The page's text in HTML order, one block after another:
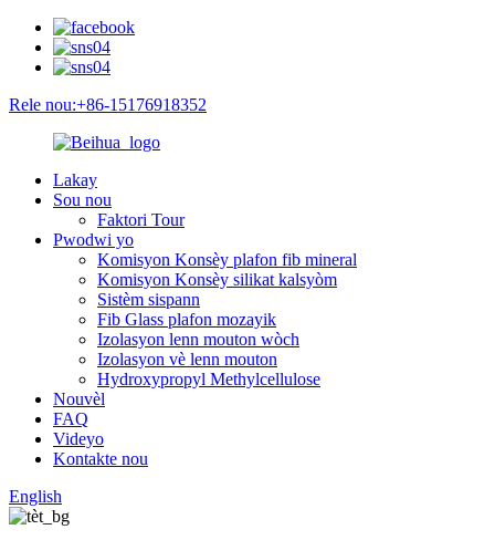
Rele nou:+86-15176918352
Lakay
Sou nou
Faktori Tour
Pwodwi yo
Komisyon Konsèy plafon fib mineral
Komisyon Konsèy silikat kalsyòm
Sistèm sispann
Fib Glass plafon mozayik
Izolasyon lenn mouton wòch
Izolasyon vè lenn mouton
Hydroxypropyl Methylcellulose
Nouvèl
FAQ
Videyo
Kontakte nou
English